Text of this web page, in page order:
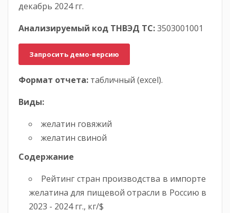
декабрь 2024 гг.
Анализируемый код ТНВЭД ТС:3503001001
Запросить демо-версию
Формат отчета: табличный (excel).
Виды:
желатин говяжий
желатин свиной
Содержание
Рейтинг стран производства в импорте
желатина для пищевой отрасли в Россию в
2023 - 2024 гг., кг/$